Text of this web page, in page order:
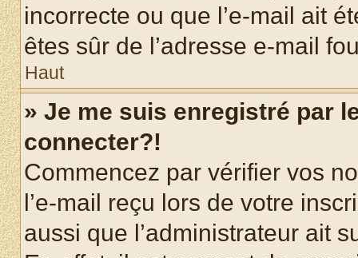
incorrecte ou que l’e-mail ait
êtes sûr de l’adresse e-mail
Haut
» Je me suis enregistré par
connecter?!
Commencez par vérifier vos
l’e-mail reçu lors de votre
aussi que l’administrateur ait